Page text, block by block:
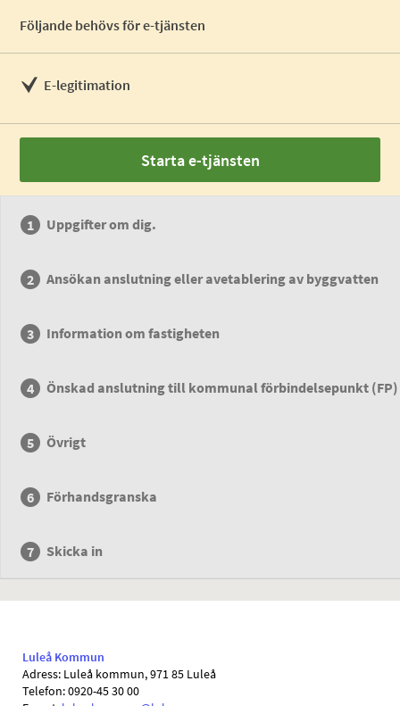
Följande behövs för e-tjänsten
E-legitimation
Starta e-tjänsten
Uppgifter om dig.
Ansökan anslutning eller avetablering av byggvatten
Information om fastigheten
Önskad anslutning till kommunal förbindelsepunkt (FP)
Övrigt
Förhandsgranska
Skicka in
Luleå Kommun
Adress: Luleå kommun, 971 85 Luleå
Telefon: 0920-45 30 00